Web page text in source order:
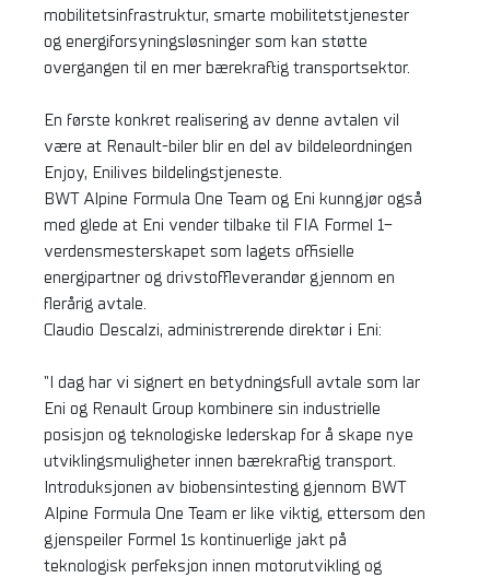
mobilitetsinfrastruktur, smarte mobilitetstjenester
og energiforsyningsløsninger som kan støtte
overgangen til en mer bærekraftig transportsektor.
En første konkret realisering av denne avtalen vil
være at Renault-biler blir en del av bildeleordningen
Enjoy, Enilives bildelingstjeneste.
BWT Alpine Formula One Team og Eni kunngjør også
med glede at Eni vender tilbake til FIA Formel 1-
verdensmesterskapet som lagets offisielle
energipartner og drivstoffleverandør gjennom en
flerårig avtale.
Claudio Descalzi, administrerende direktør i Eni:
"I dag har vi signert en betydningsfull avtale som lar
Eni og Renault Group kombinere sin industrielle
posisjon og teknologiske lederskap for å skape nye
utviklingsmuligheter innen bærekraftig transport.
Introduksjonen av biobensintesting gjennom BWT
Alpine Formula One Team er like viktig, ettersom den
gjenspeiler Formel 1s kontinuerlige jakt på
teknologisk perfeksjon innen motorutvikling og